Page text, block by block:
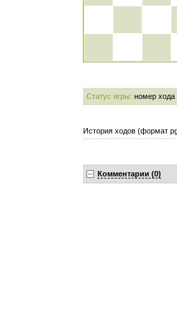
Статус игры: номер хода
История ходов (формат
Комментарии (0)